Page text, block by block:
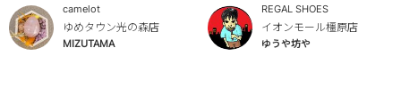
camelot
ゆめタウン光の森店
MIZUTAMA
REGAL SHOES
イオンモール橿原店
ゆうや坊や